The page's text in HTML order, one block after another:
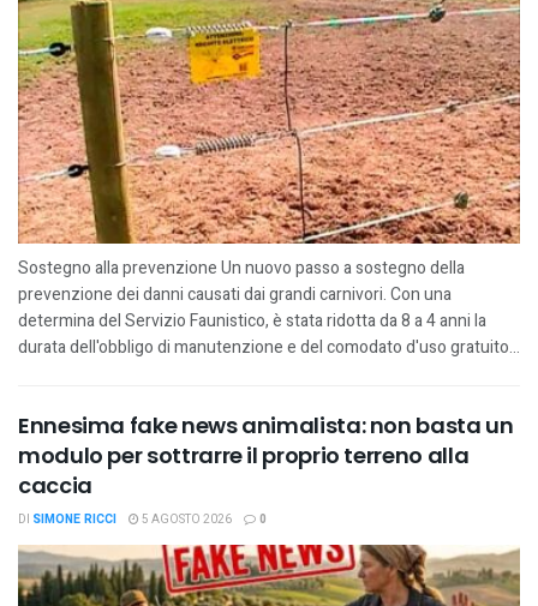
Sostegno alla prevenzione Un nuovo passo a sostegno della
prevenzione dei danni causati dai grandi carnivori. Con una
determina del Servizio Faunistico, è stata ridotta da 8 a 4 anni la
durata dell'obbligo di manutenzione e del comodato d'uso gratuito...
Ennesima fake news animalista: non basta un
modulo per sottrarre il proprio terreno alla
caccia
DI SIMONE RICCI 5 AGOSTO 2026 0